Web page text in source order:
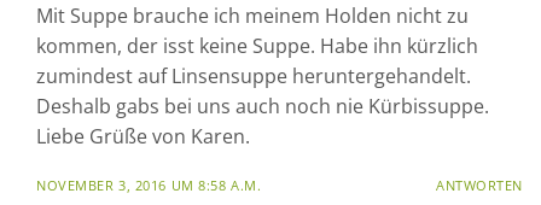
Mit Suppe brauche ich meinem Holden nicht zu
kommen, der isst keine Suppe. Habe ihn kürzlich
zumindest auf Linsensuppe heruntergehandelt.
Deshalb gabs bei uns auch noch nie Kürbissuppe.
Liebe Grüße von Karen.
NOVEMBER 3, 2016 UM 8:58 A.M. ANTWORTEN